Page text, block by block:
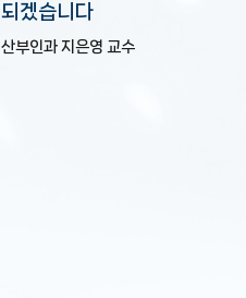
되겠습니다
산부인과 지은영 교수